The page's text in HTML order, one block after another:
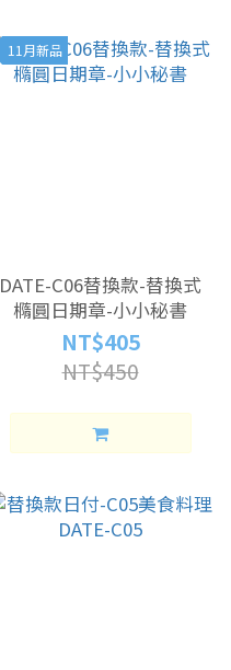
11月新品
DATE-C06替換款-替換式
橢圓日期章-小小秘書
NT$405
NT$450